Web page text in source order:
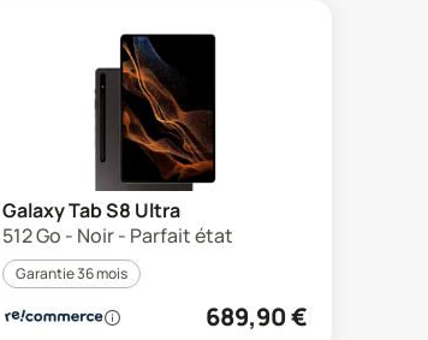
Galaxy Tab S8 Ultra
512 Go - Noir - Parfait état
Garantie 36 mois
689,90€